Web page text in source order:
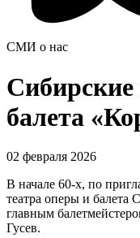
СМИ о нас
балета
02 февраля 2026
В начале 60-х, по
театра оперы и балета
главным
Гусев.